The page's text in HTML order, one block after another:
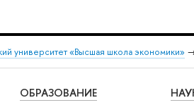
университет «Высшая школа экономики»
ОБРАЗОВАНИЕ